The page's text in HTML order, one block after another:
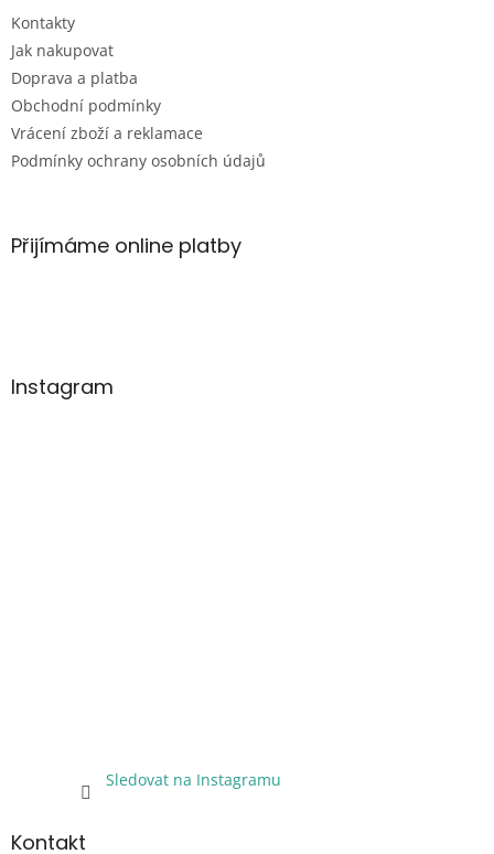
Kontakty
Jak nakupovat
Doprava a platba
Obchodní podmínky
Vrácení zboží a reklamace
Podmínky ochrany osobních údajů
Přijímáme online platby
Instagram
Sledovat na Instagramu
Kontakt